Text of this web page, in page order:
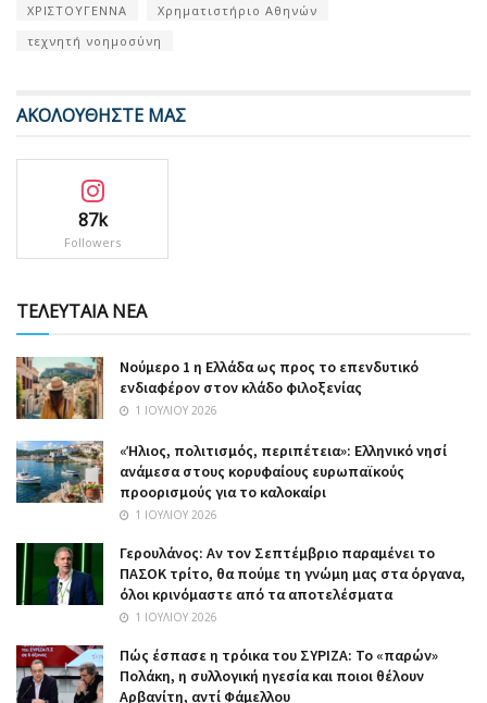
ΧΡΙΣΤΟΥΓΕΝΝΑ
Χρηματιστήριο Αθηνών
τεχνητή νοημοσύνη
ΑΚΟΛΟΥΘΗΣΤΕ ΜΑΣ
87k
Followers
ΤΕΛΕΥΤΑΙΑ ΝΕΑ
Nούμερο 1 η Ελλάδα ως προς το επενδυτικό
ενδιαφέρον στον κλάδο φιλοξενίας
1 ΙΟΥΛΊΟΥ 2026
«Ήλιος, πολιτισμός, περιπέτεια»: Ελληνικό νησί
ανάμεσα στους κορυφαίους ευρωπαϊκούς
προορισμούς για το καλοκαίρι
1 ΙΟΥΛΊΟΥ 2026
Γερουλάνος: Αν τον Σεπτέμβριο παραμένει το
ΠΑΣΟΚ τρίτο, θα πούμε τη γνώμη μας στα όργανα,
όλοι κρινόμαστε από τα αποτελέσματα
1 ΙΟΥΛΊΟΥ 2026
Πώς έσπασε η τρόικα του ΣΥΡΙΖΑ: Το «παρών»
Πολάκη, η συλλογική ηγεσία και ποιοι θέλουν
Αρβανίτη, αντί Φάμελλου